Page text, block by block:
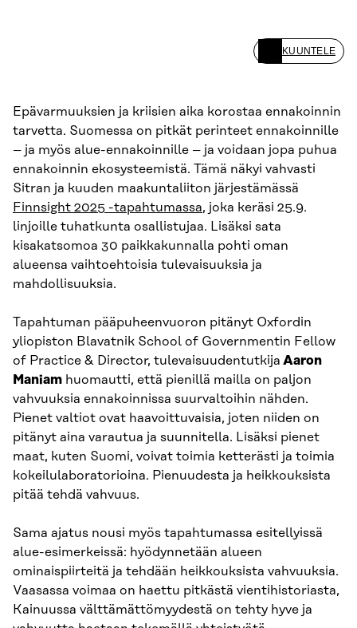
KUUNTELE
Epävarmuuksien ja kriisien aika korostaa ennakoinnin
tarvetta. Suomessa on pitkät perinteet ennakoinnille
– ja myös alue-ennakoinnille – ja voidaan jopa puhua
ennakoinnin ekosysteemistä. Tämä näkyi vahvasti
Sitran ja kuuden maakuntaliiton järjestämässä
Finnsight 2025 -tapahtumassa, joka keräsi 25.9.
linjoille tuhatkunta osallistujaa. Lisäksi sata
kisakatsomoa 30 paikkakunnalla pohti oman
alueensa vaihtoehtoisia tulevaisuuksia ja
mahdollisuuksia.
Tapahtuman pääpuheenvuoron pitänyt Oxfordin
yliopiston Blavatnik School of Governmentin Fellow
of Practice & Director, tulevaisuudentutkija Aaron
Maniam huomautti, että pienillä mailla on paljon
vahvuuksia ennakoinnissa suurvaltoihin nähden.
Pienet valtiot ovat haavoittuvaisia, joten niiden on
pitänyt aina varautua ja suunnitella. Lisäksi pienet
maat, kuten Suomi, voivat toimia ketterästi ja toimia
kokeilulaboratorioina. Pienuudesta ja heikkouksista
pitää tehdä vahvuus.
Sama ajatus nousi myös tapahtumassa esitellyissä
alue-esimerkeissä: hyödynnetään alueen
ominaispiirteitä ja tehdään heikkouksista vahvuuksia.
Vaasassa voimaa on haettu pitkästä vientihistoriasta,
Kainuussa välttämättömyydestä on tehty hyve ja